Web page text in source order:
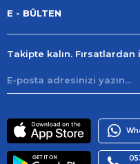
E - BÜLTEN
Takipte kalın.